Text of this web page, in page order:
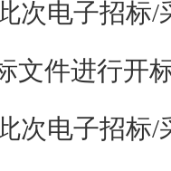
次电子招标/
文件进行开
次电子招标/